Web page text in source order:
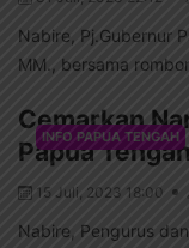
Nabire, Pj.Gubernur
MM., bersama
INFO PAPUA TENGAH
Cemarkan
Papua
15 Juli, 2023 18:00
Nabire, Pengurus